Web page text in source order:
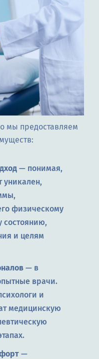
мы предоставляем
— понимая,
уникален,
физическому
состоянию,
и целям
— в
врачи.
и
медицинскую
—